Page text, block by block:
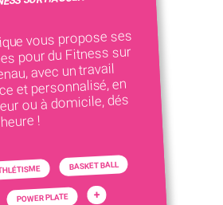
vous propose ses
pour du Fitness sur
avec un travail
et personnalisé, en
ou à domicile, dés
!
BASKET BALL
POWER PLATE +